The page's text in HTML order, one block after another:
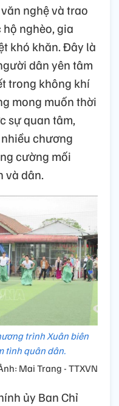
nghệ và trao
nghèo, gia
khó khăn. Đây là
dân yên tâm
trong không khí
mong muốn thời
sự quan tâm,
chương
cường mối
và dân.
trình Xuân biên
tình quân dân.
Mai Trang - TTXVN
ủy Ban Chỉ